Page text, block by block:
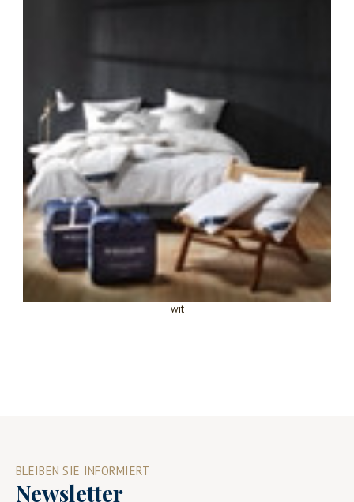
wit
BLEIBEN SIE INFORMIERT
Newsletter